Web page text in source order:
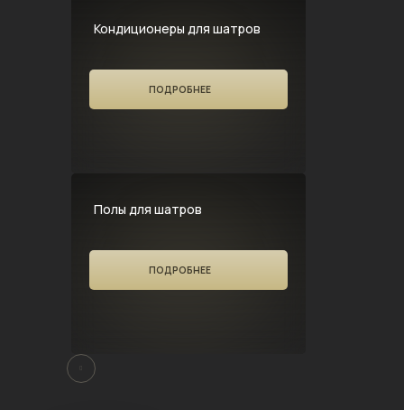
Кондиционеры для шатров
ПОДРОБНЕЕ
Полы для шатров
ПОДРОБНЕЕ